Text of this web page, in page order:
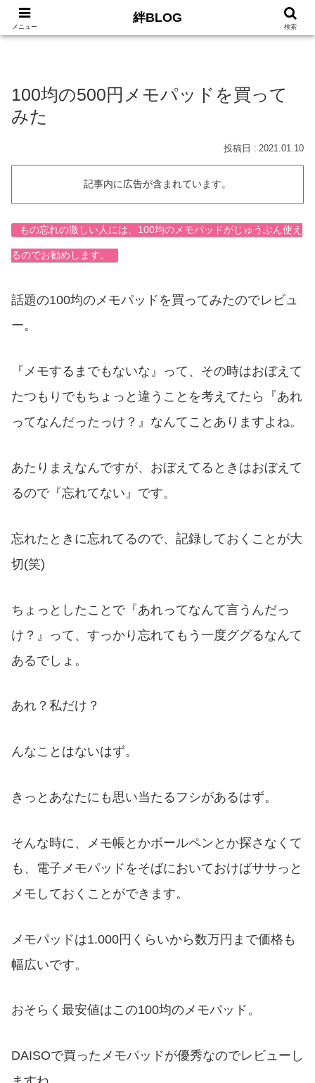
HOME サイトマ
100均の500円メモパッドを買って
みた
2021.01.10
記事内に広告が含まれています。
もの忘れの激しい人には、100均のメモパッドがじゅうぶん使え
るのでお勧めします。
話題の100均のメモパッドを買ってみたのでレビュ
ー。
『メモするまでもないな』って、その時はおぼえて
たつもりでもちょっと違うことを考えてたら『あれ
ってなんだったっけ？』なんてことありますよね。
あたりまえなんですが、おぼえてるときはおぼえて
るので『忘れてない』です。
忘れたときに忘れてるので、記録しておくことが大
切(笑)
ちょっとしたことで『あれってなんて言うんだっ
け？』って、すっかり忘れてもう一度ググるなんて
あるでしょ。
あれ？私だけ？
んなことはないはず。
きっとあなたにも思い当たるフシがあるはず。
そんな時に、メモ帳とかボールペンとか探さなくて
も、電子メモパッドをそばにおいておけばササっと
メモしておくことができます。
メモパッドは1.000円くらいから数万円まで価格も
幅広いです。
おそらく最安値はこの100均のメモパッド。
DAISOで買ったメモパッドが優秀なのでレビューし
メニュー
絆BLOG
検索